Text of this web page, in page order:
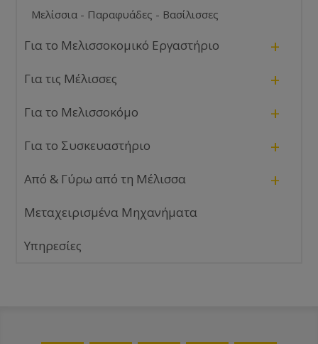
Μελίσσια - Παραφυάδες - Βασίλισσες
Για το Μελισσοκομικό Εργαστήριο +
Για τις Μέλισσες +
Για το Μελισσοκόμο +
Για το Συσκευαστήριο +
Από & Γύρω από τη Μέλισσα +
Μεταχειρισμένα Μηχανήματα
Υπηρεσίες